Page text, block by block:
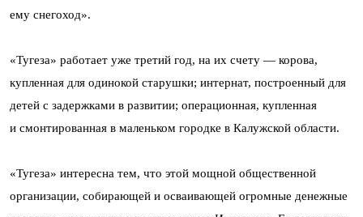
ему снегоход».
«Тугеза» работает уже третий год, на их счету — корова,
купленная для одинокой старушки; интернат, построенный для
детей с задержками в развитии; операционная, купленная
и смонтированная в маленьком городке в Калужской области.
«Тугеза» интересна тем, что этой мощной общественной
организации, собирающей и осваивающей огромные денежные